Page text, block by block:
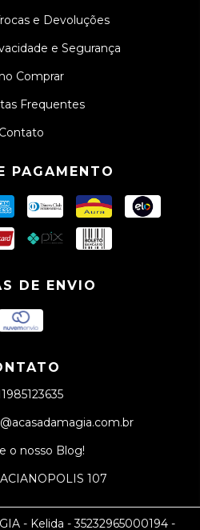
e Devoluções
e Segurança
Comprar
Frequentes
Contato
PAGAMENTO
DE ENVIO
o nosso Blog!
107
- Kelida - 35232965000194 -